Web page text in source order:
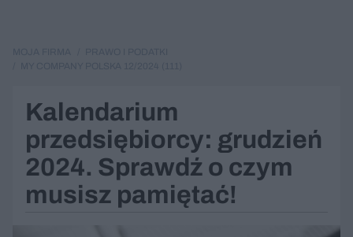
Kalendarium
przedsiębiorcy: grudzień
2024. Sprawdź o czym
musisz pamiętać!